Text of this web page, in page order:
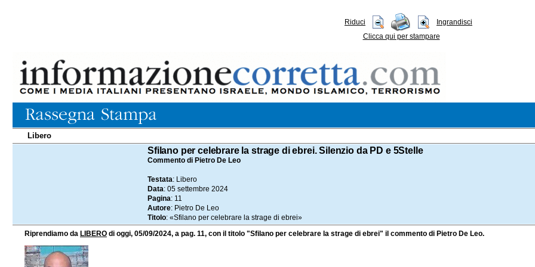
Riduci
Ingrandisci
Clicca qui per stampare
Libero
Sfilano per celebrare la strage di ebrei. Silenzio da PD e 5Stelle
Commento di Pietro De Leo
Testata: Libero
Data: 05 settembre 2024
Pagina: 11
Autore: Pietro De Leo
Titolo: «Sfilano per celebrare la strage di ebrei»
Riprendiamo da LIBERO di oggi, 05/09/2024, a pag. 11, con il titolo "Sfilano per celebrare la strage di ebrei" il commento di Pietro De Leo.